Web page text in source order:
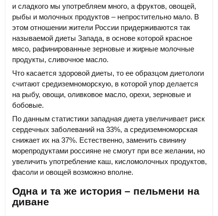
и сладкого мы употребляем много, а фруктов, овощей,
рыбы и молочных продуктов – непростительно мало. В
этом отношении жители России придерживаются так
называемой диеты Запада, в основе которой красное
мясо, рафинированные зерновые и жирные молочные
продукты, сливочное масло.
Что касается здоровой диеты, то ее образцом диетологи
считают средиземноморскую, в которой упор делается
на рыбу, овощи, оливковое масло, орехи, зерновые и
бобовые.
По данным статистики западная диета увеличивает риск
сердечных заболеваний на 33%, а средиземноморская
снижает их на 37%. Естественно, заменить свинину
морепродуктами россияне не смогут при все желании, но
увеличить употребление каш, кисломолочных продуктов,
фасоли и овощей возможно вполне.
Одна и та же история – пельмени на
диване